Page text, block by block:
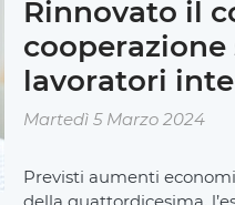
Rinnovato il
lavoratori
Martedì 5 Marzo 2024
Previsti aumenti